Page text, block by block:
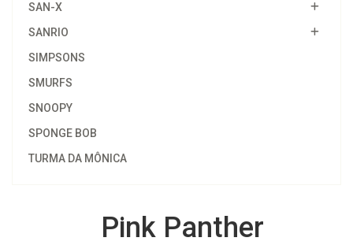
SAN-X
SANRIO
SIMPSONS
SMURFS
SNOOPY
SPONGE BOB
TURMA DA MÔNICA
Pink Panther